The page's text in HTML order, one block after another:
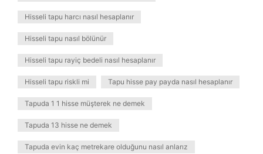
Hisseli tapu harcı nasıl hesaplanır
Hisseli tapu nasıl bölünür
Hisseli tapu rayiç bedeli nasıl hesaplanır
Hisseli tapu riskli mi Tapu hisse pay payda nasıl hesaplanır
Tapuda 1 1 hisse müşterek ne demek
Tapuda 13 hisse ne demek
Tapuda evin kaç metrekare olduğunu nasıl anlarız